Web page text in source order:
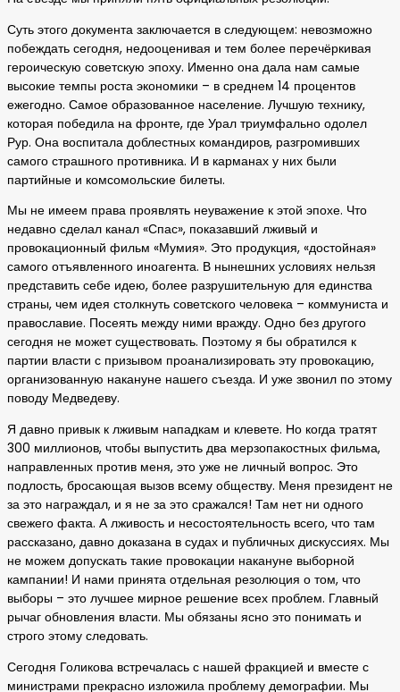
Суть этого документа заключается в следующем: невозможно
побеждать сегодня, недооценивая и тем более перечёркивая
героическую советскую эпоху. Именно она дала нам самые
высокие темпы роста экономики – в среднем 14 процентов
ежегодно. Самое образованное население. Лучшую технику,
которая победила на фронте, где Урал триумфально одолел
Рур. Она воспитала доблестных командиров, разгромивших
самого страшного противника. И в карманах у них были
партийные и комсомольские билеты.
Мы не имеем права проявлять неуважение к этой эпохе. Что
недавно сделал канал «Спас», показавший лживый и
провокационный фильм «Мумия». Это продукция, «достойная»
самого отъявленного иноагента. В нынешних условиях нельзя
представить себе идею, более разрушительную для единства
страны, чем идея столкнуть советского человека – коммуниста и
православие. Посеять между ними вражду. Одно без другого
сегодня не может существовать. Поэтому я бы обратился к
партии власти с призывом проанализировать эту провокацию,
организованную накануне нашего съезда. И уже звонил по этому
поводу Медведеву.
Я давно привык к лживым нападкам и клевете. Но когда тратят
300 миллионов, чтобы выпустить два мерзопакостных фильма,
направленных против меня, это уже не личный вопрос. Это
подлость, бросающая вызов всему обществу. Меня президент не
за это награждал, и я не за это сражался! Там нет ни одного
свежего факта. А лживость и несостоятельность всего, что там
рассказано, давно доказана в судах и публичных дискуссиях. Мы
не можем допускать такие провокации накануне выборной
кампании! И нами принята отдельная резолюция о том, что
выборы – это лучшее мирное решение всех проблем. Главный
рычаг обновления власти. Мы обязаны ясно это понимать и
строго этому следовать.
Сегодня Голикова встречалась с нашей фракцией и вместе с
министрами прекрасно изложила проблему демографии. Мы